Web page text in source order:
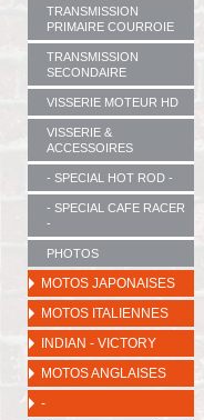
TRANSMISSION
PRIMAIRE COURROIE
TRANSMISSION
SECONDAIRE
VISSERIE MOTEUR HD
VISSERIE &
ACCESSOIRES
- SPECIAL HOT ROD -
- SPECIAL CAFE RACER
-
PHOTOS
MOTOS JAPONAISES
MOTOS ITALIENNES
INDIAN - VICTORY
MOTOS ANGLAISES
-